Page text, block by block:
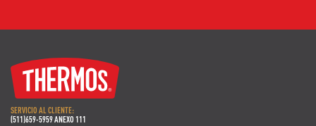
SERVICIO AL CLIENTE:
(511)659-5959 ANEXO 111